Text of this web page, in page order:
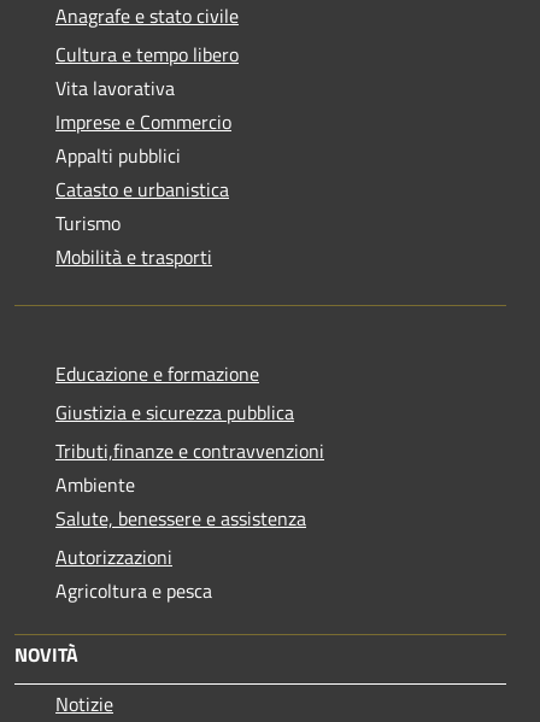
Anagrafe e stato civile
Cultura e tempo libero
Vita lavorativa
Imprese e Commercio
Appalti pubblici
Catasto e urbanistica
Turismo
Mobilità e trasporti
Educazione e formazione
Giustizia e sicurezza pubblica
Tributi,finanze e contravvenzioni
Ambiente
Salute, benessere e assistenza
Autorizzazioni
Agricoltura e pesca
NOVITÀ
Notizie